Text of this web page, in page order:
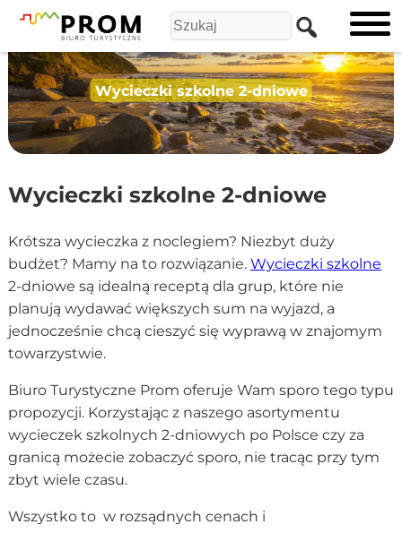
Wycieczki szkolne 2-dniowe
Wycieczki szkolne 2-dniowe
Krótsza wycieczka z noclegiem? Niezbyt duży
budżet? Mamy na to rozwiązanie. Wycieczki szkolne
2-dniowe są idealną receptą dla grup, które nie
planują wydawać większych sum na wyjazd, a
jednocześnie chcą cieszyć się wyprawą w znajomym
towarzystwie.
Biuro Turystyczne Prom oferuje Wam sporo tego typu
propozycji. Korzystając z naszego asortymentu
wycieczek szkolnych 2-dniowych po Polsce czy za
granicą możecie zobaczyć sporo, nie tracąc przy tym
zbyt wiele czasu.
Wszystko to w rozsądnych cenach i